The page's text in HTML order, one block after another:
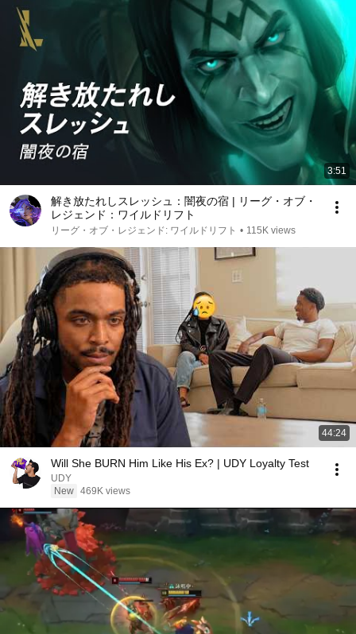
3:51
解き放たれしスレッシュ：闇夜の宿 | リーグ・オブ・
レジェンド：ワイルドリフト
リーグ・オブ・レジェンド: ワイルドリフト • 115K views
44:24
Will She BURN Him Like His Ex? | UDY Loyalty Test
UDY
New 469K views